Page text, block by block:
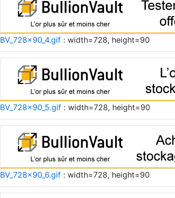
BV_728x90_4.gif : width=728, height=90
BV_728x90_5.gif : width=728, height=90
BV_728x90_6.gif : width=728, height=90